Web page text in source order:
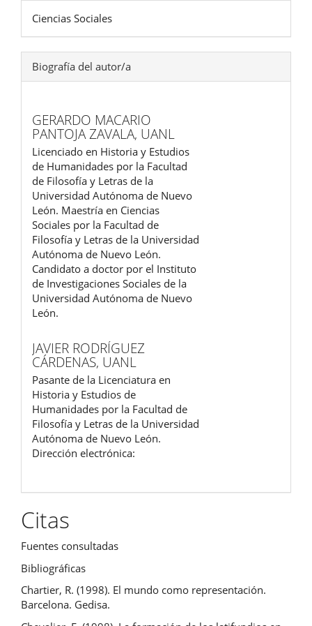
Ciencias Sociales
Biografía del autor/a
GERARDO MACARIO
PANTOJA ZAVALA, UANL
Licenciado en Historia y Estudios
de Humanidades por la Facultad
de Filosofía y Letras de la
Universidad Autónoma de Nuevo
León. Maestría en Ciencias
Sociales por la Facultad de
Filosofía y Letras de la Universidad
Autónoma de Nuevo León.
Candidato a doctor por el Instituto
de Investigaciones Sociales de la
Universidad Autónoma de Nuevo
León.
JAVIER RODRÍGUEZ
CÁRDENAS, UANL
Pasante de la Licenciatura en
Historia y Estudios de
Humanidades por la Facultad de
Filosofía y Letras de la Universidad
Autónoma de Nuevo León.
Dirección electrónica:
Citas
Fuentes consultadas
Bibliográficas
Chartier, R. (1998). El mundo como representación.
Barcelona. Gedisa.